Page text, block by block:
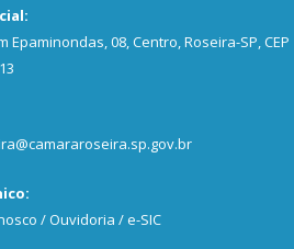
Epaminondas, 08, Centro, Roseira-SP, CEP
/ Ouvidoria / e-SIC